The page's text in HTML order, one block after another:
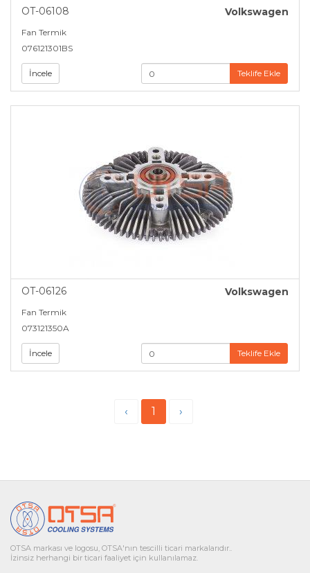
OT-06108 Volkswagen
Fan Termik
076121301BS
İncele Teklife Ekle
OT-06126 Volkswagen
Fan Termik
073121350A
İncele Teklife Ekle
‹ 1 ›
OTSA markası ve logosu, OTSA'nın tescilli ticari markalarıdır..
İzinsiz herhangi bir ticari faaliyet için kullanılamaz.